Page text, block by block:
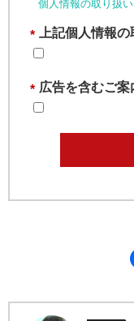
個人情報の取り扱
* 上記個人情報
* 広告を含むご